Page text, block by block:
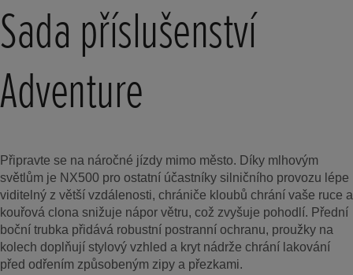
Sada příslušenství
Adventure
Připravte se na náročné jízdy mimo město. Díky mlhovým
světlům je NX500 pro ostatní účastníky silničního provozu lépe
viditelný z větší vzdálenosti, chrániče kloubů chrání vaše ruce a
kouřová clona snižuje nápor větru, což zvyšuje pohodlí. Přední
boční trubka přidává robustní postranní ochranu, proužky na
kolech doplňují stylový vzhled a kryt nádrže chrání lakování
před odřením způsobeným zipy a přezkami.